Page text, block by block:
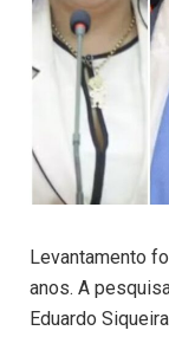
Levantamento
anos. A
Eduardo